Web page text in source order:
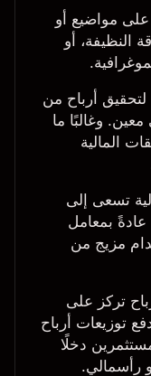
مواضيع أو
النظيفة، أو
أرباح من
وغالبًا ما
المالية
تسعى إلى
بمعامل
مزيج من
تركز على
توزيعات أرباح
دخلًا
رأسمالي.